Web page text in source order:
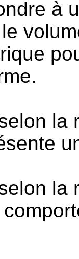
à
la
la